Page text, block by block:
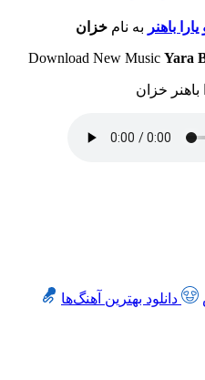
باهنر به نامخزان
Download New Music Yara
دانلود بهترین آهنگ‌ها